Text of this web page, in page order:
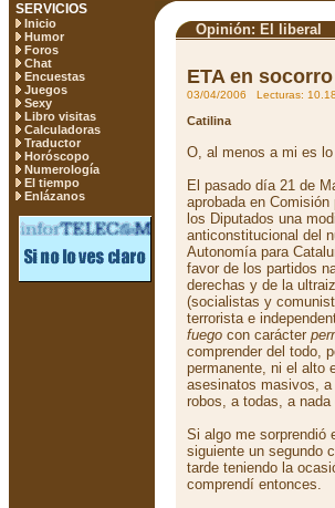
SERVICIOS
Inicio
Humor
Foros
Chat
Encuestas
Juegos
Sexy
Libro visitas
Calculadoras
Traductor
Horóscopo
Numerología
El tiempo
Enlázanos
Opinión: El liberal
ETA en
03/04/2006 Lecturas:
Catilina
O, al menos a mi es
El pasado día 21 de
aprobada en
los Diputados una
anticonstitucional del
Autonomía para
favor de los partidos
derechas y de la
(socialistas y
terrorista e
fuego con carácter
comprender del todo,
permanente, ni el alto
asesinatos masivos,
robos, a todas, a nada
Si algo me sorprendió
siguiente un segundo
tarde teniendo la
comprendí entonces.